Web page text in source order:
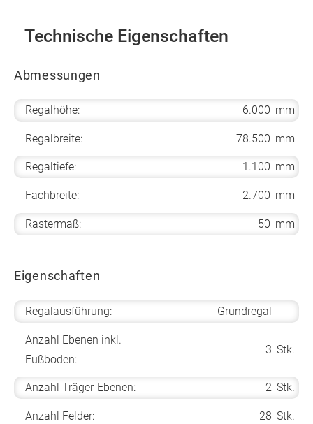
Technische Eigenschaften
Abmessungen
Regalhöhe: 6.000 mm
Regalbreite: 78.500 mm
Regaltiefe: 1.100 mm
Fachbreite: 2.700 mm
Rastermaß: 50 mm
Eigenschaften
Regalausführung: Grundregal
Anzahl Ebenen inkl.
Fußboden:
3 Stk.
Anzahl Träger-Ebenen: 2 Stk.
Anzahl Felder: 28 Stk.